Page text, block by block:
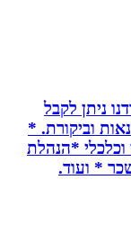
ניתן לקבל
וביקורת. *
*הנהלת
* ועוד.